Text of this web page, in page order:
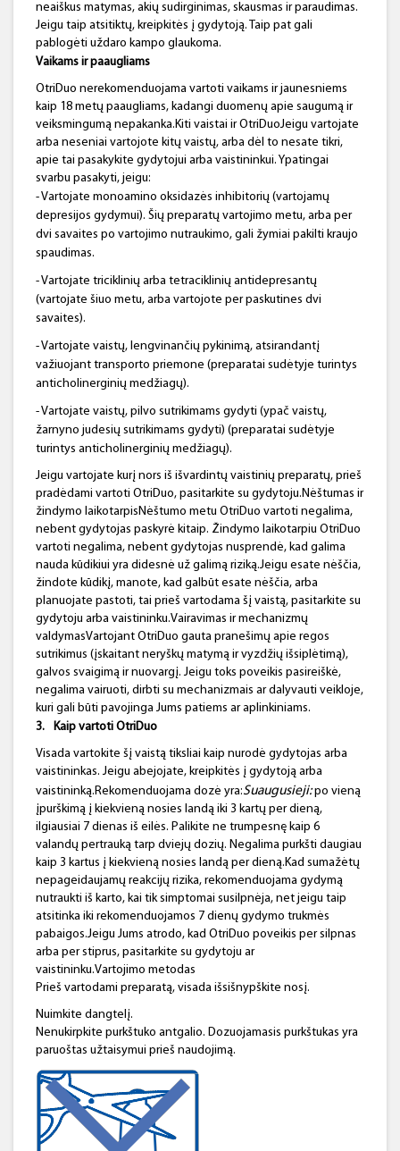
neaiškus matymas, akių sudirginimas, skausmas ir paraudimas.
Jeigu taip atsitiktų, kreipkitės į gydytoją. Taip pat gali
pablogėti uždaro kampo glaukoma.
Vaikams ir paaugliams
OtriDuo nerekomenduojama vartoti vaikams ir jaunesniems
kaip 18 metų paaugliams, kadangi duomenų apie saugumą ir
veiksmingumą nepakanka.Kiti vaistai ir OtriDuoJeigu vartojate
arba neseniai vartojote kitų vaistų, arba dėl to nesate tikri,
apie tai pasakykite gydytojui arba vaistininkui. Ypatingai
svarbu pasakyti, jeigu:
- Vartojate monoamino oksidazės inhibitorių (vartojamų
depresijos gydymui). Šių preparatų vartojimo metu, arba per
dvi savaites po vartojimo nutraukimo, gali žymiai pakilti kraujo
spaudimas.
- Vartojate triciklinių arba tetraciklinių antidepresantų
(vartojate šiuo metu, arba vartojote per paskutines dvi
savaites).
- Vartojate vaistų, lengvinančių pykinimą, atsirandantį
važiuojant transporto priemone (preparatai sudėtyje turintys
anticholinerginių medžiagų).
- Vartojate vaistų, pilvo sutrikimams gydyti (ypač vaistų,
žarnyno judesių sutrikimams gydyti) (preparatai sudėtyje
turintys anticholinerginių medžiagų).
Jeigu vartojate kurį nors iš išvardintų vaistinių preparatų, prieš
pradėdami vartoti OtriDuo, pasitarkite su gydytoju.Nėštumas ir
žindymo laikotarpisNėštumo metu OtriDuo vartoti negalima,
nebent gydytojas paskyrė kitaip. Žindymo laikotarpiu OtriDuo
vartoti negalima, nebent gydytojas nusprendė, kad galima
nauda kūdikiui yra didesnė už galimą riziką.Jeigu esate nėščia,
žindote kūdikį, manote, kad galbūt esate nėščia, arba
planuojate pastoti, tai prieš vartodama šį vaistą, pasitarkite su
gydytoju arba vaistininku.Vairavimas ir mechanizmų
valdymasVartojant OtriDuo gauta pranešimų apie regos
sutrikimus (įskaitant neryškų matymą ir vyzdžių išsiplėtimą),
galvos svaigimą ir nuovargį. Jeigu toks poveikis pasireiškė,
negalima vairuoti, dirbti su mechanizmais ar dalyvauti veikloje,
kuri gali būti pavojinga Jums patiems ar aplinkiniams.
3.
Kaip vartoti OtriDuo
Visada vartokite šį vaistą tiksliai kaip nurodė gydytojas arba
vaistininkas. Jeigu abejojate, kreipkitės į gydytoją arba
vaistininką.Rekomenduojama dozė yra:Suaugusieji:po vieną
įpurškimą į kiekvieną nosies landą iki 3 kartų per dieną,
ilgiausiai 7 dienas iš eilės. Palikite ne trumpesnę kaip 6
valandų pertrauką tarp dviejų dozių. Negalima purkšti daugiau
kaip 3 kartus į kiekvieną nosies landą per dieną.Kad sumažėtų
nepageidaujamų reakcijų rizika, rekomenduojama gydymą
nutraukti iš karto, kai tik simptomai susilpnėja, net jeigu taip
atsitinka iki rekomenduojamos 7 dienų gydymo trukmės
pabaigos.Jeigu Jums atrodo, kad OtriDuo poveikis per silpnas
arba per stiprus, pasitarkite su gydytoju ar
vaistininku.Vartojimo metodas
Prieš vartodami preparatą, visada išsišnypškite nosį.
Nuimkite dangtelį.
Nenukirpkite purkštuko antgalio. Dozuojamasis purkštukas yra
paruoštas užtaisymui prieš naudojimą.